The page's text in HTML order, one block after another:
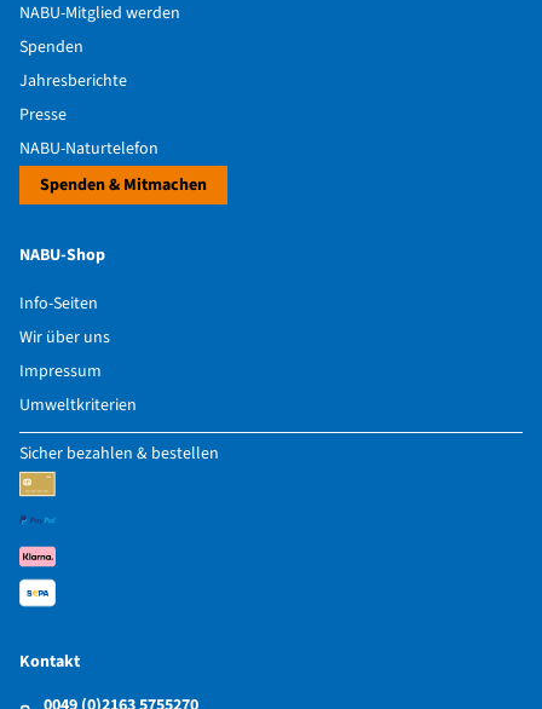
NABU-Mitglied werden
Spenden
Jahresberichte
Presse
NABU-Naturtelefon
Spenden & Mitmachen
NABU-Shop
Info-Seiten
Wir über uns
Impressum
Umweltkriterien
Sicher bezahlen & bestellen
Kontakt